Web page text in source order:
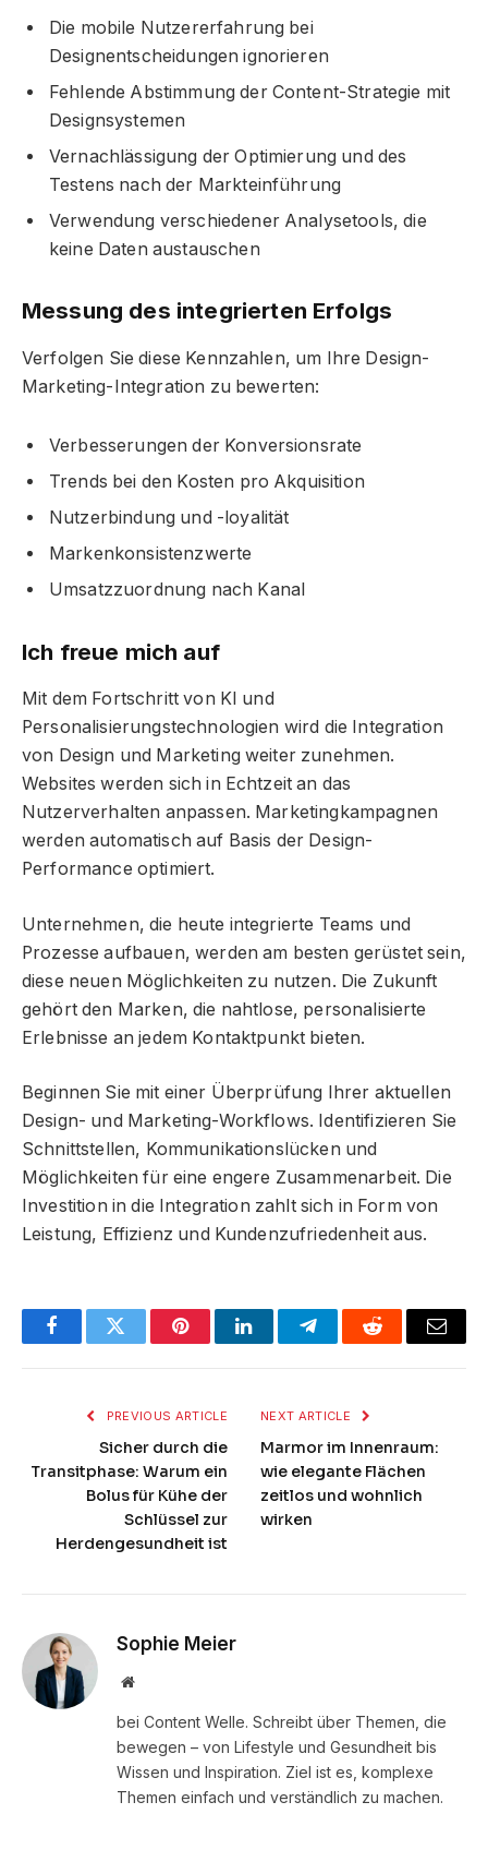
Die mobile Nutzererfahrung bei
Designentscheidungen ignorieren
Fehlende Abstimmung der Content-Strategie mit
Designsystemen
Vernachlässigung der Optimierung und des
Testens nach der Markteinführung
Verwendung verschiedener Analysetools, die
keine Daten austauschen
Messung des integrierten Erfolgs
Verfolgen Sie diese Kennzahlen, um Ihre Design-
Marketing-Integration zu bewerten:
Verbesserungen der Konversionsrate
Trends bei den Kosten pro Akquisition
Nutzerbindung und -loyalität
Markenkonsistenzwerte
Umsatzzuordnung nach Kanal
Ich freue mich auf
Mit dem Fortschritt von KI und
Personalisierungstechnologien wird die Integration
von Design und Marketing weiter zunehmen.
Websites werden sich in Echtzeit an das
Nutzerverhalten anpassen. Marketingkampagnen
werden automatisch auf Basis der Design-
Performance optimiert.
Unternehmen, die heute integrierte Teams und
Prozesse aufbauen, werden am besten gerüstet sein,
diese neuen Möglichkeiten zu nutzen. Die Zukunft
gehört den Marken, die nahtlose, personalisierte
Erlebnisse an jedem Kontaktpunkt bieten.
Beginnen Sie mit einer Überprüfung Ihrer aktuellen
Design- und Marketing-Workflows. Identifizieren Sie
Schnittstellen, Kommunikationslücken und
Möglichkeiten für eine engere Zusammenarbeit. Die
Investition in die Integration zahlt sich in Form von
Leistung, Effizienz und Kundenzufriedenheit aus.
FacebookTwitter PinterestLinkedInTelegramReddit Email
PREVIOUS ARTICLE
Sicher durch die
Transitphase: Warum ein
Bolus für Kühe der
Schlüssel zur
Herdengesundheit ist
NEXT ARTICLE
Marmor im Innenraum:
wie elegante Flächen
zeitlos und wohnlich
wirken
Sophie Meier
Website
bei Content Welle. Schreibt über Themen, die
bewegen – von Lifestyle und Gesundheit bis
Wissen und Inspiration. Ziel ist es, komplexe
Themen einfach und verständlich zu machen.